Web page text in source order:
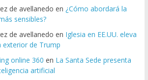
de avellanedo en ¿Cómo abordará la
sensibles?
de avellanedo en Iglesia en EE.UU. eleva
de Trump
online 360 en La Santa Sede presenta
artificial